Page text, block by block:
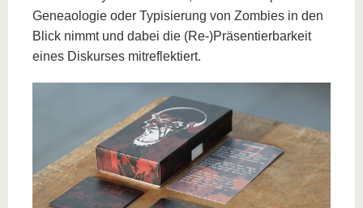
Geneaologie oder Typisierung von Zombies in den
Blick nimmt und dabei die (Re-)Präsentierbarkeit
eines Diskurses mitreflektiert.